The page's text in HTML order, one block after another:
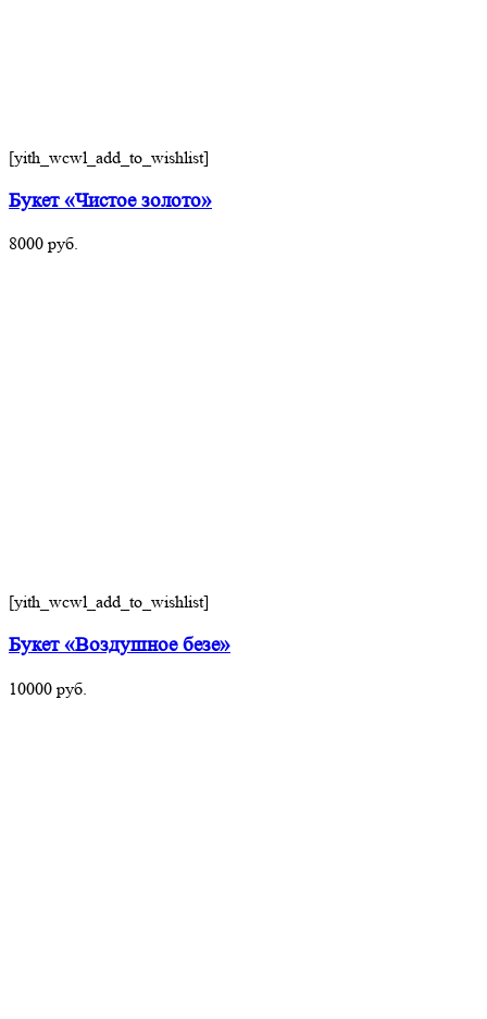
[yith_wcwl_add_to_wishlist]
Букет «Чистое золото»
8000 руб.
[yith_wcwl_add_to_wishlist]
Букет «Воздушное безе»
10000 руб.